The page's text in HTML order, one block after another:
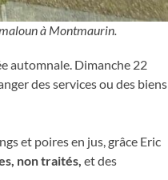
à Montmaurin.
automnale. Dimanche 22
des services ou des biens
et poires en jus, grâce Eric
non traités, et des